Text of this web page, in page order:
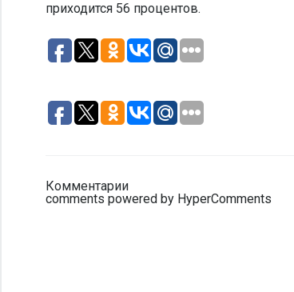
приходится 56 процентов.
Комментарии
comments powered by HyperComments